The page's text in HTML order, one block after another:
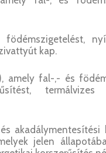
kap.
amely fal-,- és
akadálymentesítési
jelen